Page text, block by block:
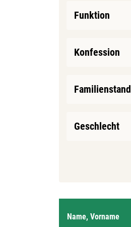
Funktion
Konfession
Familienstand
Geschlecht
Name, Vorname